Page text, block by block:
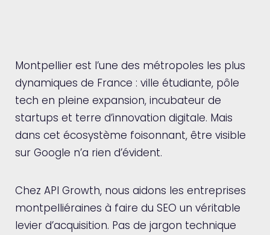
Montpellier est l’une des métropoles les plus
dynamiques de France : ville étudiante, pôle
tech en pleine expansion, incubateur de
startups et terre d’innovation digitale. Mais
dans cet écosystème foisonnant, être visible
sur Google n’a rien d’évident.
Chez API Growth, nous aidons les entreprises
montpelliéraines à faire du SEO un véritable
levier d’acquisition. Pas de jargon technique